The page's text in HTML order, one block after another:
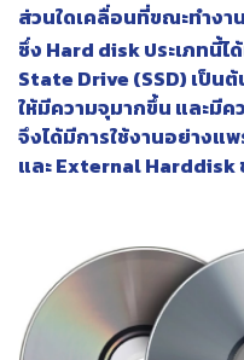
ส่วนใดเคลื่อนที่ขณะทำงาน
ซึ่ง Hard disk ประเภทนี้
State Drive (SSD) เป็น
ให้มีความจุมากขึ้น และมีค
จึงได้มีการใช้งานอย่างแ
และ External Harddisk